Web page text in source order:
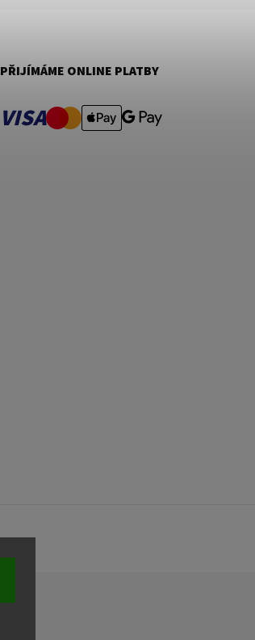
PŘIJÍMÁME ONLINE PLATBY
VISA